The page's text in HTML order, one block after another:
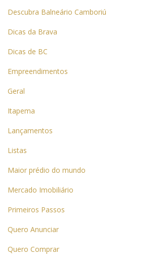
Descubra Balneário Camboriú
Dicas da Brava
Dicas de BC
Empreendimentos
Geral
Itapema
Lançamentos
Listas
Maior prédio do mundo
Mercado Imobiliário
Primeiros Passos
Quero Anunciar
Quero Comprar